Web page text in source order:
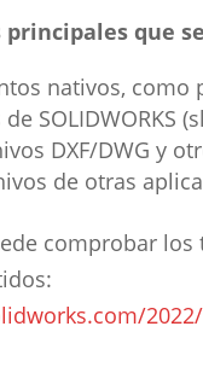
principales que
nativos, como
SOLIDWORKS
DXF/DWG y
de otras
comprobar los